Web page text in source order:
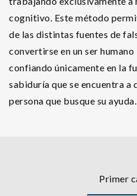
cognitivo. Este método
de las distintas fuentes de
convertirse en un ser
confiando únicamente en la
sabiduría que se encuentra a
persona que busque su ayuda.
Primer